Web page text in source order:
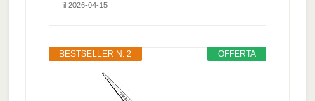
il 2026-04-15
OFFERTA
BESTSELLER N. 2